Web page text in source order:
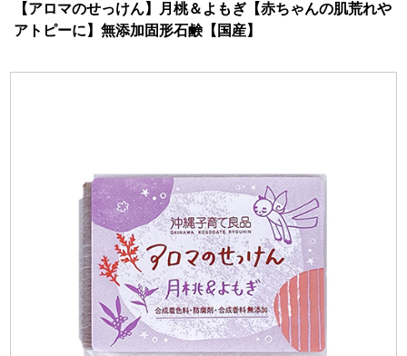
【アロマのせっけん】月桃＆よもぎ【赤ちゃんの肌荒れや
アトピーに】無添加固形石鹸【国産】